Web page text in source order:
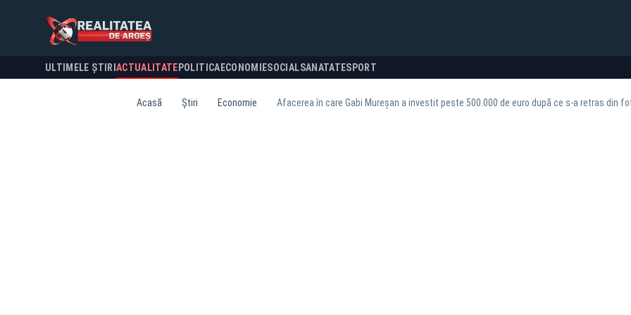
ULTIMELE ȘTIRI ACTUALITATE POLITICA ECONOMIESOCIALSANATATESPORT
Acasă Știri Economie Afacerea în care Gabi Mureșan a investit peste 500.000 de euro după ce s-a retras din